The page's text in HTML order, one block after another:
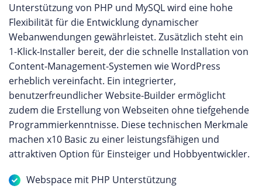
Unterstützung von PHP und MySQL wird eine hohe
Flexibilität für die Entwicklung dynamischer
Webanwendungen gewährleistet. Zusätzlich steht ein
1-Klick-Installer bereit, der die schnelle Installation von
Content-Management-Systemen wie WordPress
erheblich vereinfacht. Ein integrierter,
benutzerfreundlicher Website-Builder ermöglicht
zudem die Erstellung von Webseiten ohne tiefgehende
Programmierkenntnisse. Diese technischen Merkmale
machen x10 Basic zu einer leistungsfähigen und
attraktiven Option für Einsteiger und Hobbyentwickler.
Webspace mit PHP Unterstützung